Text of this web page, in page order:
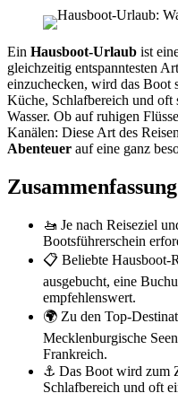
Ein Hausboot-Urlaub ist
gleichzeitig entspanntesten
einzuchecken, wird das Boot
Küche, Schlafbereich und oft
Wasser. Ob auf ruhigen
Kanälen: Diese Art des
Abenteuer auf eine ganz
Zusammenfassung
🚤 Je nach Reiseziel
Bootsführerschein
📋 Beliebte Hausboot-
ausgebucht, eine
empfehlenswert.
🌍 Zu den Top-
Mecklenburgische
Frankreich.
⚓ Das Boot wird zum
Schlafbereich und oft